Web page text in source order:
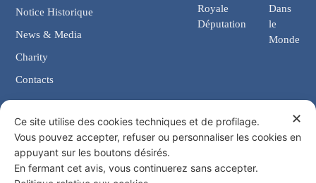
Royale
Députation
Dans
le
Monde
Notice Historique
News & Media
Charity
Contacts
Contacts
Chancellerie: Via Giosuè Carducci, 4 00187 Rome (IT)
eMail: cancelleria@ordine-costantiniano.it
Tél. +39 06 47.41.190 +39 06 48.19.401
✕
Ce site utilise des cookies techniques et de profilage.
Vous pouvez accepter, refuser ou personnaliser les cookies en
appuyant sur les boutons désirés.
En fermant cet avis, vous continuerez sans accepter.